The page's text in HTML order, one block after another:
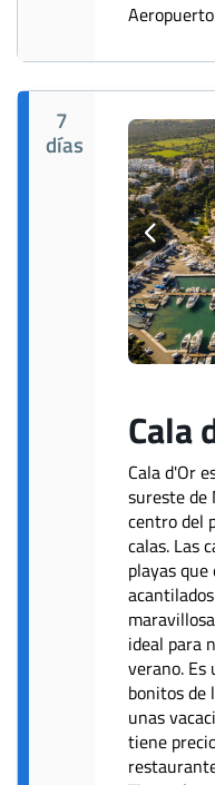
7
días
Cala
Cala d'Or
sureste de
centro del
calas. Las
playas que
ideal para
verano. Es
bonitos de
unas
tiene